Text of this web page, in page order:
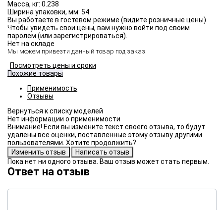
Масса, кг: 0.238
Ширина упаковки, мм: 54
Вы работаете в гостевом режиме (видите розничные цены).
Чтобы увидеть свои цены, вам нужно войти под своим
паролем (или зарегистрироваться).
Нет на складе
Мы можем привезти данный товар под заказ.
Посмотреть цены и сроки
Похожие товары
Применимость
Отзывы
Нет информации о применимости
Внимание! Если вы измените текст своего отзыва, то будут
удалены все оценки, поставленные этому отзыву другими
пользователями. Хотите продолжить?
Пока нет ни одного отзыва. Ваш отзыв может стать первым.
Ответ на отзыв